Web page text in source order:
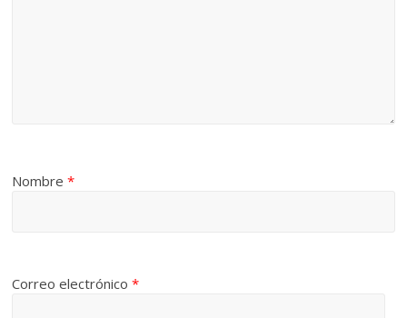
Nombre*
Correo electrónico*